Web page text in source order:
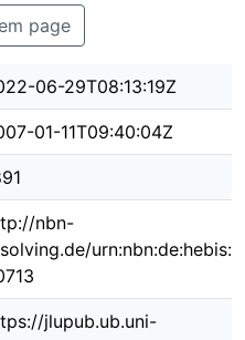
page
06-29T08:13:19Z
01-11T09:40:04Z
nbn-
jlupub.ub.uni-